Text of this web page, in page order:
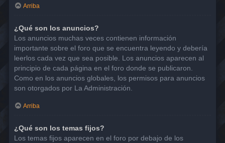
Arriba
¿Qué son los anuncios?
Los anuncios muchas veces contienen información
importante sobre el foro que se encuentra leyendo y debería
leerlos cada vez que sea posible. Los anuncios aparecen al
principio de cada página en el foro donde se publicaron.
Como en los anuncios globales, los permisos para anuncios
son otorgados por La Administración.
Arriba
¿Qué son los temas fijos?
Los temas fijos aparecen en el foro por debajo de los